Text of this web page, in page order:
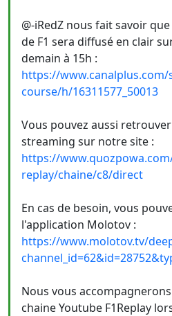
@-iRedZ nous fait savoir que
de F1 sera diffusé en clair
demain à 15h :
https://
course/h/16311577_50013
Vous pouvez aussi
streaming sur notre site :
https://
replay/chaine/c8/direct
En cas de besoin, vous
l'application Molotov :
https://www.molotov.tv/
Nous vous
chaine Youtube F1Replay